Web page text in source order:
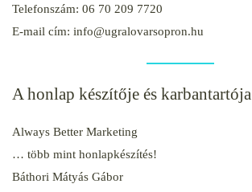
Telefonszám: 06 70 209 7720
E-mail cím: info@ugralovarsopron.hu
A honlap készítője és karbantartója
Always Better Marketing
… több mint honlapkészítés!
Báthori Mátyás Gábor